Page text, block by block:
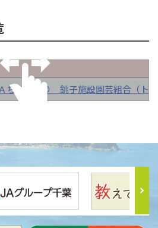
ちばみどり 銚子施設園芸組合（ト